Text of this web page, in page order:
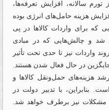
سالانه، افزایش تعرفه‌ها،
هزینه حامل‌های انرژی بوده
که برای واردات کالاها در پی
شد و چالش‌هایی که در مبادی
واردات نیز تا حدی تحت تأثیر
در حال فعال شدن هستند.
هزینه‌های حمل‌ونقل کالاها و
بنابراین، با تدبیر دولت در
مشکلات نیز برطرف خواهد شد.